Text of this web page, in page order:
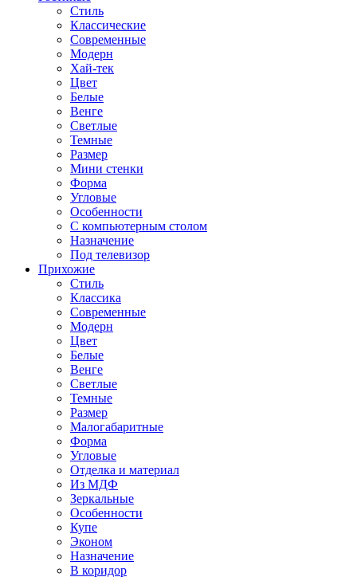
Стиль
Классические
Современные
Модерн
Хай-тек
Цвет
Белые
Венге
Светлые
Темные
Размер
Мини стенки
Форма
Угловые
Особенности
С компьютерным столом
Назначение
Под телевизор
Прихожие
Стиль
Классика
Современные
Модерн
Цвет
Белые
Венге
Светлые
Темные
Размер
Малогабаритные
Форма
Угловые
Отделка и материал
Из МДФ
Зеркальные
Особенности
Купе
Эконом
Назначение
В коридор